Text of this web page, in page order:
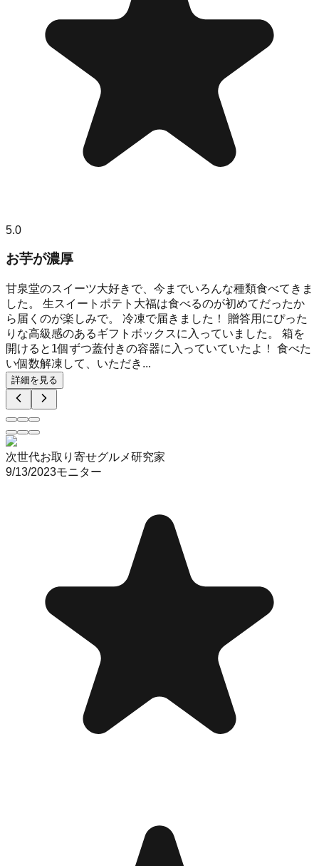
5.0
お芋が濃厚
甘泉堂のスイーツ大好きで、今までいろんな種類食べてきま
した。 生スイートポテト大福は食べるのが初めてだったか
ら届くのが楽しみで。 冷凍で届きました！ 贈答用にぴった
りな高級感のあるギフトボックスに入っていました。 箱を
開けると1個ずつ蓋付きの容器に入っていていたよ！ 食べた
い個数解凍して、いただき...
詳細を見る
次世代お取り寄せグルメ研究家
9/13/2023モニター